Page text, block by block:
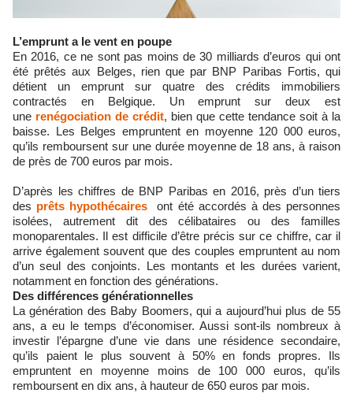
L’emprunt a le vent en poupe
En 2016, ce ne sont pas moins de 30 milliards d’euros qui ont
été prêtés aux Belges, rien que par BNP Paribas Fortis, qui
détient un emprunt sur quatre des crédits immobiliers
contractés en Belgique. Un emprunt sur deux est
une renégociation de crédit, bien que cette tendance soit à la
baisse. Les Belges empruntent en moyenne 120 000 euros,
qu’ils remboursent sur une durée moyenne de 18 ans, à raison
de près de 700 euros par mois.
D’après les chiffres de BNP Paribas en 2016, près d’un tiers
des prêts hypothécaires ont été accordés à des personnes
isolées, autrement dit des célibataires ou des familles
monoparentales. Il est difficile d’être précis sur ce chiffre, car il
arrive également souvent que des couples empruntent au nom
d’un seul des conjoints. Les montants et les durées varient,
notamment en fonction des générations.
Des différences générationnelles
La génération des Baby Boomers, qui a aujourd’hui plus de 55
ans, a eu le temps d’économiser. Aussi sont-ils nombreux à
investir l’épargne d’une vie dans une résidence secondaire,
qu’ils paient le plus souvent à 50% en fonds propres. Ils
empruntent en moyenne moins de 100 000 euros, qu’ils
remboursent en dix ans, à hauteur de 650 euros par mois.